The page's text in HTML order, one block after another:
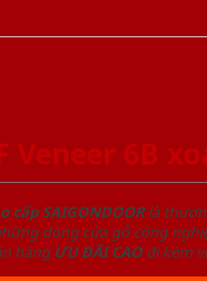
Veneer 6B
cấp SAIGONDOORlà
dòng cửa gỗ công
hàng ƯU ĐÃI CAOđi kèm